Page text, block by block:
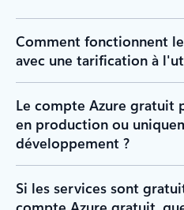
Comment fonctionnent
avec une tarification à
Le compte Azure gratuit
en production ou
développement ?
Si les services sont